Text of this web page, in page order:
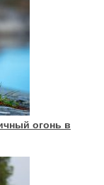
огонь в